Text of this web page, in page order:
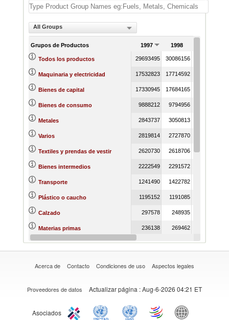
All Groups
Grupos de Productos 1997 1998
Todos los productos 29693495 30086156
Maquinaria y electricidad 17532823 17714592
Bienes de capital 17330945 17684165
Bienes de consumo 9888212 9794956
Metales 2843737 3050813
Varios 2819814 2727870
Textiles y prendas de vestir 2620730 2618706 2468267
Bienes intermedios 2222549 2291572
Transporte 1241490 1422782
Plástico o caucho 1195152 1191085
Calzado 297578 248935
Materias primas 236138 269462
Piedras y vidrio 230030 200105 190415
Acerca de Contacto Condiciones de uso Aspectos legales
Proveedores de datos Actualizar página : Aug-6-2026 04:21 ET
Asociados